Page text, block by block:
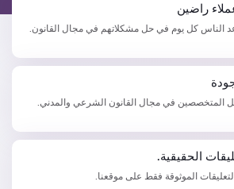
الناس كل يوم في حل مشكلاتهم في مجال القانون.
المتخصصين في مجال القانون الشرعي والمدني.
الحقيقية.
الموثوقة فقط على موقعنا.